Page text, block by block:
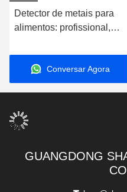
Detector de metais para
alimentos: profissional,
inoxidável, biscoitos de
queijo, frutos do mar, grau
alimentício, leite,
certificado CE
Conversar Agora
GUANGDONG